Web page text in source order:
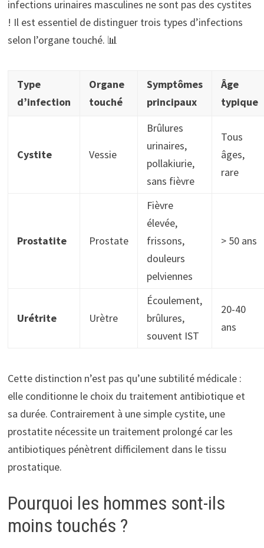
infections urinaires masculines ne sont pas des cystites
! Il est essentiel de distinguer trois types d’infections
selon l’organe touché. 📊
Type
d’infection
Organe
touché
Symptômes
principaux
Âge
typique
Cystite Vessie
Brûlures
urinaires,
pollakiurie,
sans fièvre
Tous
âges,
rare
Prostatite Prostate
Fièvre
élevée,
frissons,
douleurs
pelviennes
> 50 ans
Urétrite Urètre
Écoulement,
brûlures,
souvent IST
20-40
ans
Cette distinction n’est pas qu’une subtilité médicale :
elle conditionne le choix du traitement antibiotique et
sa durée. Contrairement à une simple cystite, une
prostatite nécessite un traitement prolongé car les
antibiotiques pénètrent difficilement dans le tissu
prostatique.
Pourquoi les hommes sont-ils
moins touchés ?